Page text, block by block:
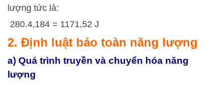
lượng tức là:
280.4,184 = 1171,52 J
2. Định luật bảo toàn năng lượng
a) Quá trình truyền và chuyển hóa năng
lượng